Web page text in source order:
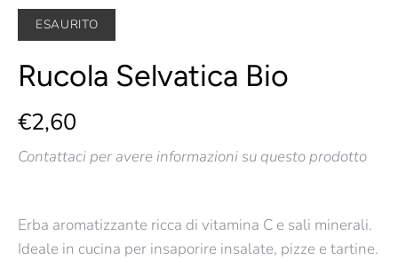
ESAURITO
Rucola Selvatica Bio
€2,60
Contattaci per avere informazioni su questo prodotto
Erba aromatizzante ricca di vitamina C e sali minerali.
Ideale in cucina per insaporire insalate, pizze e tartine.